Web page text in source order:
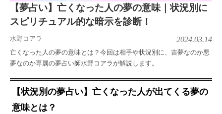
【夢占い】亡くなった人の夢の意味｜状況別に
スピリチュアル的な暗示を診断！
水野コアラ 2024.03.14
亡くなった人の夢の意味とは？今回は相手や状況別に、吉夢なのか悪
夢なのか専属の夢占い師水野コアラが解説します。
【状況別の夢占い】亡くなった人が出てくる夢の
意味とは？